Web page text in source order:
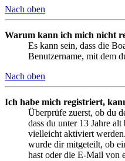
Nach oben
Warum kann ich mich nicht
Es kann sein, dass die
Benutzername, mit dem
Nach oben
Ich habe mich registriert,
Überprüfe zuerst, ob du
dass du unter 13 Jahre
vielleicht aktiviert
wurde dir mitgeteilt, ob
hast oder die E-Mail von